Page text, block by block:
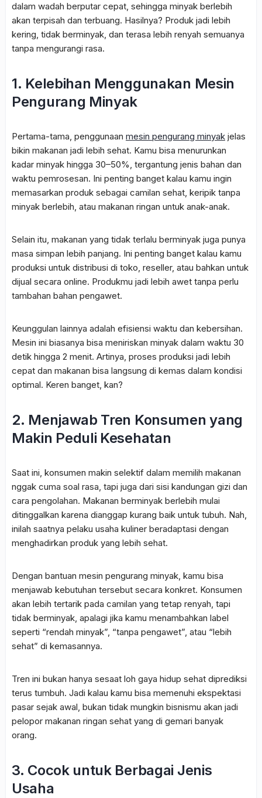
dalam wadah berputar cepat, sehingga minyak berlebih
akan terpisah dan terbuang. Hasilnya? Produk jadi lebih
kering, tidak berminyak, dan terasa lebih renyah semuanya
tanpa mengurangi rasa.
1. Kelebihan Menggunakan Mesin
Pengurang Minyak
Pertama-tama, penggunaan mesin pengurang minyak jelas
bikin makanan jadi lebih sehat. Kamu bisa menurunkan
kadar minyak hingga 30–50%, tergantung jenis bahan dan
waktu pemrosesan. Ini penting banget kalau kamu ingin
memasarkan produk sebagai camilan sehat, keripik tanpa
minyak berlebih, atau makanan ringan untuk anak-anak.
Selain itu, makanan yang tidak terlalu berminyak juga punya
masa simpan lebih panjang. Ini penting banget kalau kamu
produksi untuk distribusi di toko, reseller, atau bahkan untuk
dijual secara online. Produkmu jadi lebih awet tanpa perlu
tambahan bahan pengawet.
Keunggulan lainnya adalah efisiensi waktu dan kebersihan.
Mesin ini biasanya bisa meniriskan minyak dalam waktu 30
detik hingga 2 menit. Artinya, proses produksi jadi lebih
cepat dan makanan bisa langsung di kemas dalam kondisi
optimal. Keren banget, kan?
2. Menjawab Tren Konsumen yang
Makin Peduli Kesehatan
Saat ini, konsumen makin selektif dalam memilih makanan
nggak cuma soal rasa, tapi juga dari sisi kandungan gizi dan
cara pengolahan. Makanan berminyak berlebih mulai
ditinggalkan karena dianggap kurang baik untuk tubuh. Nah,
inilah saatnya pelaku usaha kuliner beradaptasi dengan
menghadirkan produk yang lebih sehat.
Dengan bantuan mesin pengurang minyak, kamu bisa
menjawab kebutuhan tersebut secara konkret. Konsumen
akan lebih tertarik pada camilan yang tetap renyah, tapi
tidak berminyak, apalagi jika kamu menambahkan label
seperti “rendah minyak”, “tanpa pengawet”, atau “lebih
sehat” di kemasannya.
Tren ini bukan hanya sesaat loh gaya hidup sehat diprediksi
terus tumbuh. Jadi kalau kamu bisa memenuhi ekspektasi
pasar sejak awal, bukan tidak mungkin bisnismu akan jadi
pelopor makanan ringan sehat yang di gemari banyak
orang.
3. Cocok untuk Berbagai Jenis
Usaha